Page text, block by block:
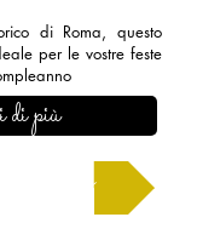
di Roma, questo
per le vostre feste
di più
preventivo